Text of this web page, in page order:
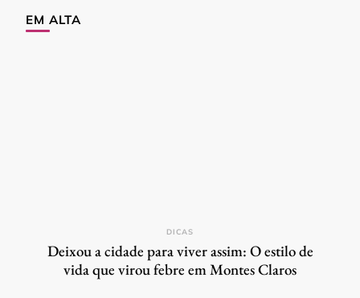
EM ALTA
DICAS
Deixou a cidade para viver assim: O estilo de
vida que virou febre em Montes Claros